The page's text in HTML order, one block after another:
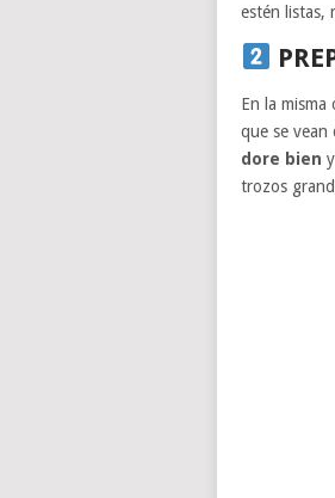
estén listas,
En la
que se vean
dore bien
trozos